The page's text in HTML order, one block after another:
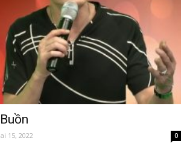
15, 2022 0